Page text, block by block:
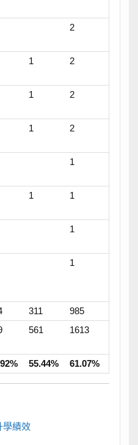
2
1 2
1 2
1 2
1
1 1
1
1
311
985
561 1613
55.44% 61.07%
學績效